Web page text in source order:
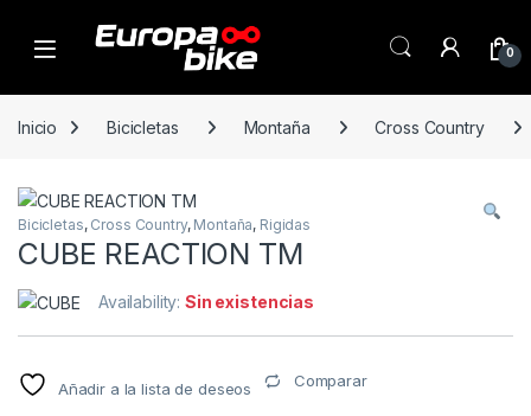
Open 0
Inicio Bicicletas Montaña Cross Country
Bicicletas, Cross Country, Montaña, Rigidas
CUBE REACTION TM
Availability:Sin existencias
Añadir a la lista de deseos Comparar